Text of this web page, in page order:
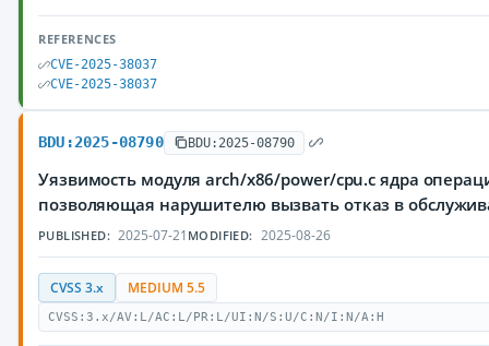
REFERENCES
CVE-2025-38037
CVE-2025-38037
BDU:2025-08790 BDU:2025-08790
Уязвимость модуля arch/x86/power/cpu.c ядра
позволяющая нарушителю вызвать отказ в
PUBLISHED: 2025-07-21 MODIFIED: 2025-08-26
CVSS 3.x MEDIUM 5.5
CVSS:3.x/AV:L/AC:L/PR:L/UI:N/S:U/C:N/I:N/A:H